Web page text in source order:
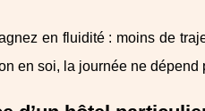
en fluidité : moins de
en soi, la journée ne